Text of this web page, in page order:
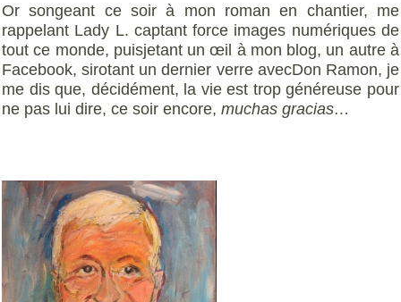
Or songeant ce soir à mon roman en chantier, me
rappelant Lady L. captant force images numériques de
tout ce monde, puisjetant un œil à mon blog, un autre à
Facebook, sirotant un dernier verre avecDon Ramon, je
me dis que, décidément, la vie est trop généreuse pour
ne pas lui dire, ce soir encore, muchas gracias…